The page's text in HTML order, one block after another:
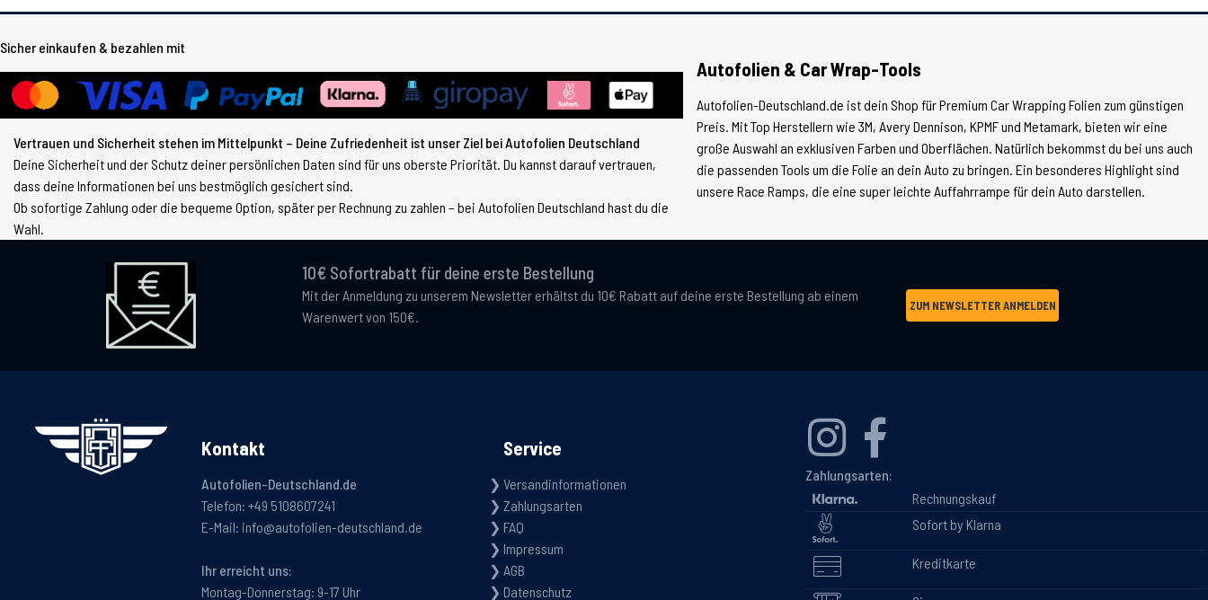
Sicher einkaufen & bezahlen mit
Vertrauen und Sicherheit stehen im Mittelpunkt – Deine Zufriedenheit ist unser Ziel bei Autofolien Deutschland
Deine Sicherheit und der Schutz deiner persönlichen Daten sind für uns oberste Priorität. Du kannst darauf vertrauen,
dass deine Informationen bei uns bestmöglich gesichert sind.
Ob sofortige Zahlung oder die bequeme Option, später per Rechnung zu zahlen – bei Autofolien Deutschland hast du die
Wahl.
Autofolien & Car Wrap-Tools
Autofolien-Deutschland.de ist dein Shop für Premium Car Wrapping Folien zum günstigen
Preis. Mit Top Herstellern wie 3M, Avery Dennison, KPMF und Metamark, bieten wir eine
große Auswahl an exklusiven Farben und Oberflächen. Natürlich bekommst du bei uns auch
die passenden Tools um die Folie an dein Auto zu bringen. Ein besonderes Highlight sind
unsere Race Ramps, die eine super leichte Auffahrrampe für dein Auto darstellen.
10€ Sofortrabatt für deine erste Bestellung
Mit der Anmeldung zu unserem Newsletter erhältst du 10€ Rabatt auf deine erste Bestellung ab einem
Warenwert von 150€.
ZUM NEWSLETTER ANMELDEN
Kontakt
Autofolien-Deutschland.de
Telefon: +49 5108607241
E-Mail: info@autofolien-deutschland.de
Ihr erreicht uns:
Montag-Donnerstag: 9-17 Uhr
Service
Versandinformationen
Zahlungsarten
FAQ
Impressum
AGB
Datenschutz
Zahlungsarten:
Rechnungskauf
Sofort by Klarna
Kreditkarte